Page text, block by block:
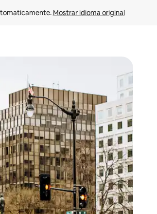
Mostrar idioma original
do teclado ou tocando e deslizando o dedo